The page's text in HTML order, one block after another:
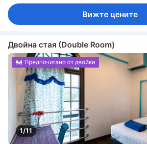
Вижте цените
Двойна стая (Double Room)
1/11
Предпочитано от двойки